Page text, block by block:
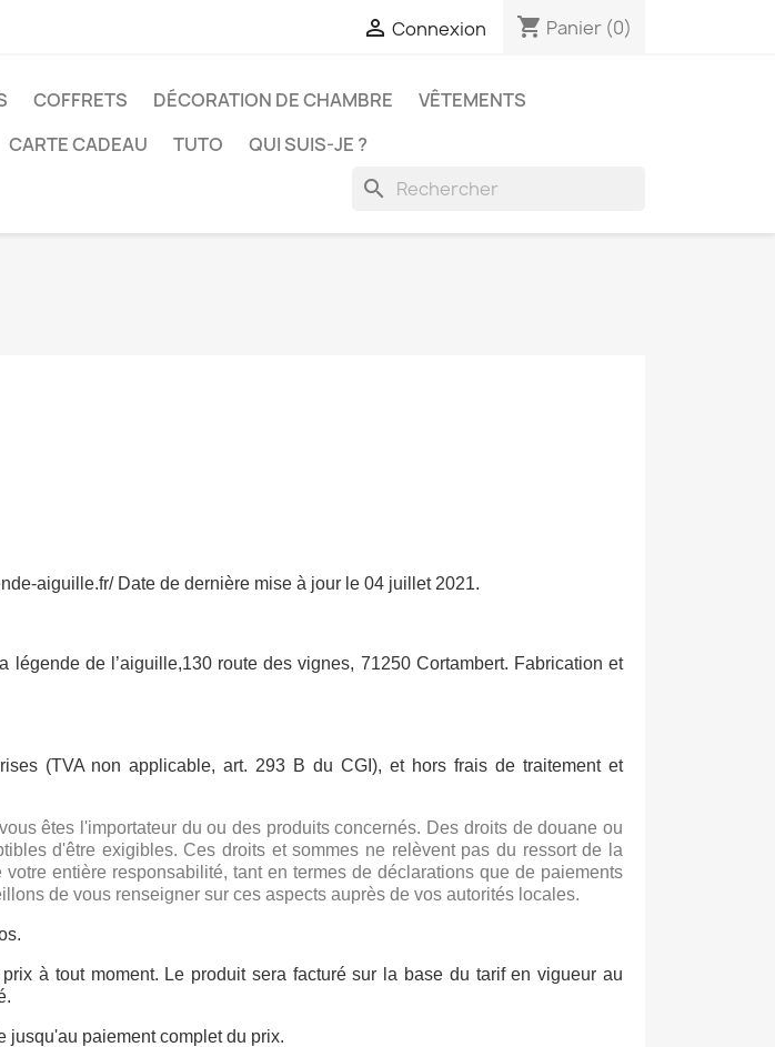
 Connexion shopping_cart Panier (0)
COFFRETS DÉCORATION DE CHAMBRE
VÊTEMENTS
CARTE CADEAU TUTO QUI SUIS-JE ?
search
aiguille.fr/ Date de dernière mise à jour le 04 juillet 2021.
de l’aiguille,130 route des vignes, 71250 Cortambert. Fabrication et
(TVA non applicable, art. 293 B du CGI), et hors frais de traitement et
êtes l'importateur du ou des produits concernés. Des droits de douane ou
d'être exigibles. Ces droits et sommes ne relèvent pas du ressort de la
entière responsabilité, tant en termes de déclarations que de paiements
de vous renseigner sur ces aspects auprès de vos autorités locales.
à tout moment. Le produit sera facturé sur la base du tarif en vigueur au
jusqu'au paiement complet du prix.